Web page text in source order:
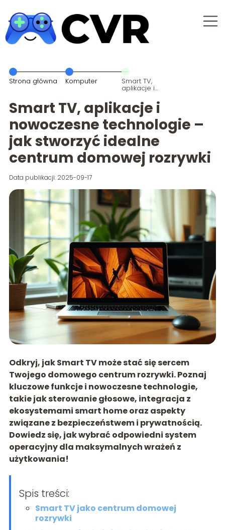
Strona główna Komputer Smart TV,
aplikacje i
nowoczesne
technologie –
jak stworzyć
idealne
centrum
domowej
rozrywki
Smart TV, aplikacje i
nowoczesne technologie –
jak stworzyć idealne
centrum domowej rozrywki
Data publikacji: 2025-09-17
Odkryj, jak Smart TV może stać się sercem
Twojego domowego centrum rozrywki. Poznaj
kluczowe funkcje i nowoczesne technologie,
takie jak sterowanie głosowe, integracja z
ekosystemami smart home oraz aspekty
związane z bezpieczeństwem i prywatnością.
Dowiedz się, jak wybrać odpowiedni system
operacyjny dla maksymalnych wrażeń z
użytkowania!
Spis treści:
Smart TV jako centrum domowej
rozrywki